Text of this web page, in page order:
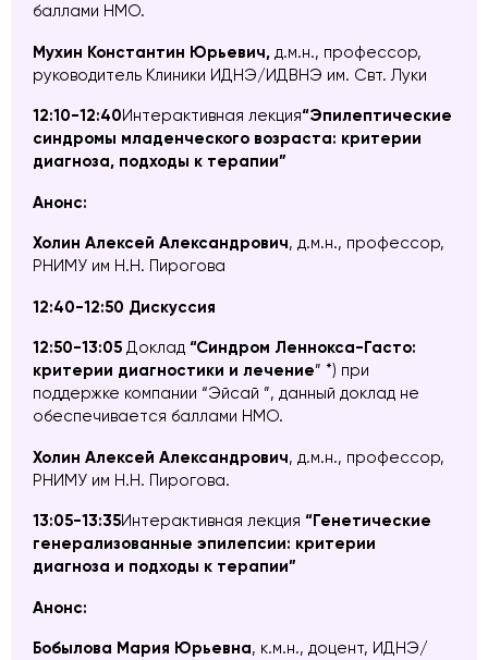
баллами НМО.
Мухин Константин Юрьевич, д.м.н., профессор,
руководитель Клиники ИДНЭ/ИДВНЭ им. Свт. Луки
12:10-12:40Интерактивная лекция“Эпилептические
синдромы младенческого возраста: критерии
диагноза, подходы к терапии”
Анонс:
Холин Алексей Александрович, д.м.н., профессор,
РНИМУ им Н.Н. Пирогова
12:40-12:50 Дискуссия
12:50-13:05 Доклад “Синдром Леннокса-Гасто:
критерии диагностики и лечение” *) при
поддержке компании “Эйсай ”, данный доклад не
обеспечивается баллами НМО.
Холин Алексей Александрович, д.м.н., профессор,
РНИМУ им Н.Н. Пирогова.
13:05-13:35Интерактивная лекция “Генетические
генерализованные эпилепсии: критерии
диагноза и подходы к терапии”
Анонс:
Бобылова Мария Юрьевна, к.м.н., доцент, ИДНЭ/